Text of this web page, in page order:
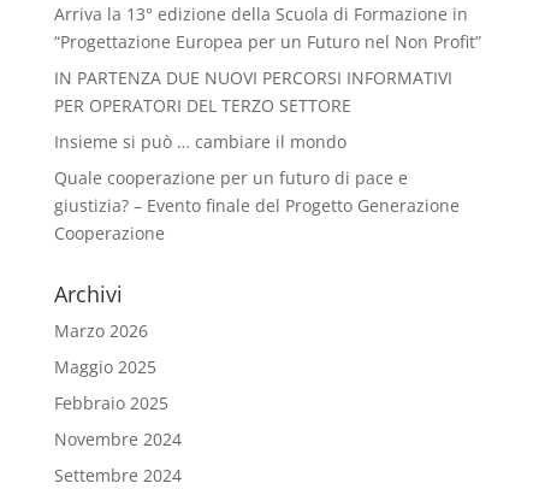
Arriva la 13° edizione della Scuola di Formazione in
“Progettazione Europea per un Futuro nel Non Profit”
IN PARTENZA DUE NUOVI PERCORSI INFORMATIVI
PER OPERATORI DEL TERZO SETTORE
Insieme si può … cambiare il mondo
Quale cooperazione per un futuro di pace e
giustizia? – Evento finale del Progetto Generazione
Cooperazione
Archivi
Marzo 2026
Maggio 2025
Febbraio 2025
Novembre 2024
Settembre 2024